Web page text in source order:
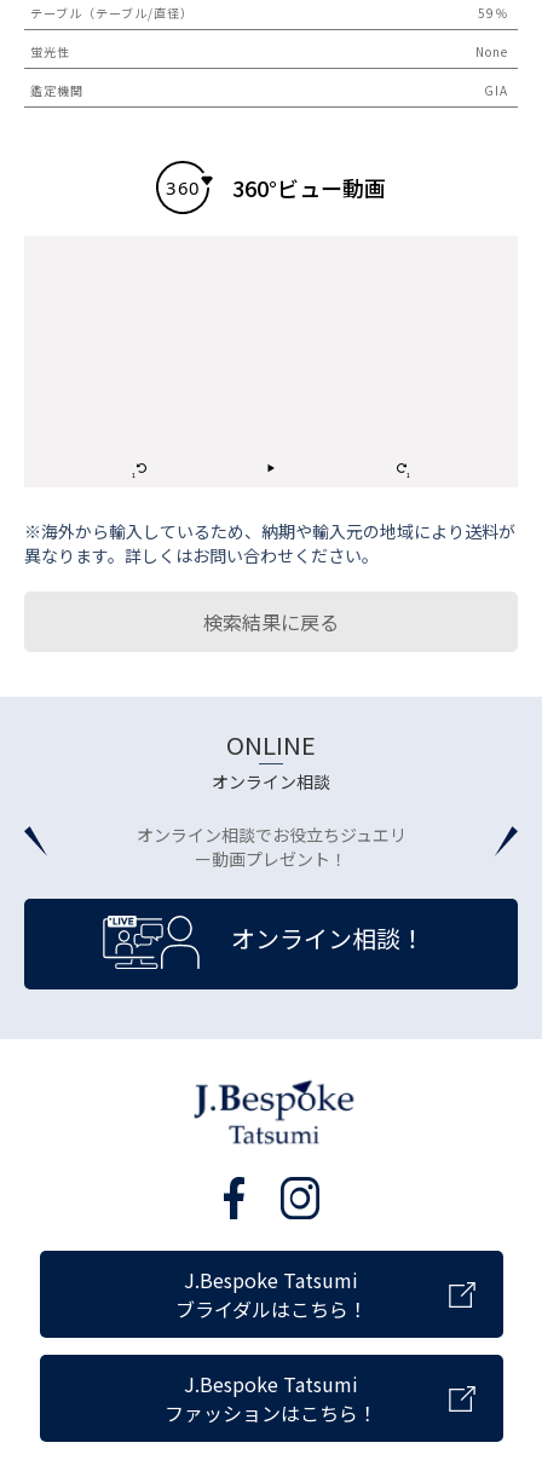
テーブル（テーブル/直径） 59％
蛍光性 None
鑑定機関 GIA
360°ビュー動画
※海外から輸⼊しているため、納期や輸⼊元の地域により送料が
異なります。詳しくはお問い合わせください。
検索結果に戻る
ONLINE
オンライン相談
オンライン相談でお役立ちジュエリ
ー動画プレゼント！
オンライン相談！
J.Bespoke Tatsumi
ブライダルはこちら！
J.Bespoke Tatsumi
ファッションはこちら！